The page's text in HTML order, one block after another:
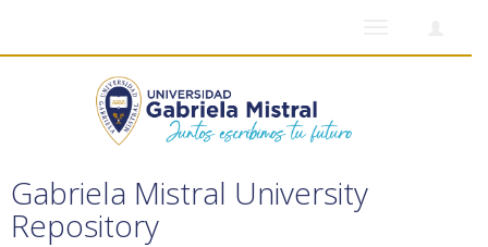
Gabriela Mistral University
Repository